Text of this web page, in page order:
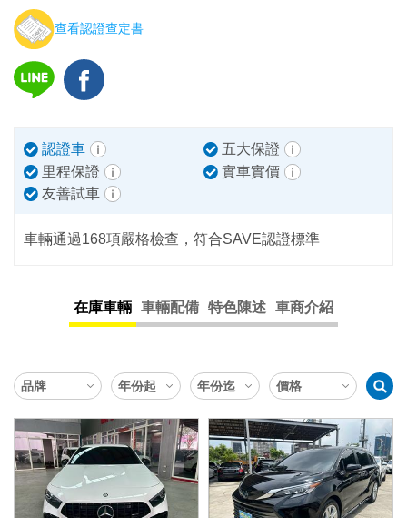
查看認證查定書
認證車
五大保證
里程保證
實車實價
友善試車
車輛通過168項嚴格檢查，符合SAVE認證標準
在庫車輛 車輛配備 特色陳述 車商介紹